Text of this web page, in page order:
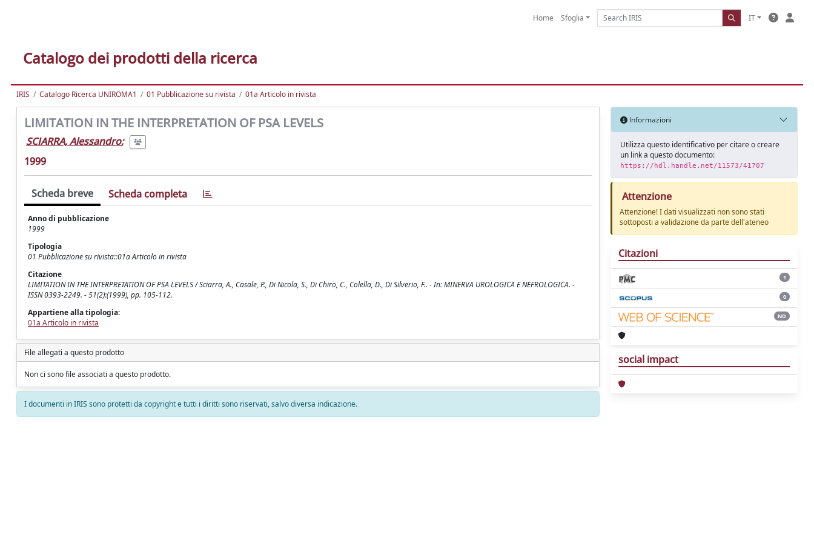
Home Sfoglia IT
Catalogo dei prodotti della ricerca
IRIS Catalogo Ricerca UNIROMA1 01 Pubblicazione su rivista 01a Articolo in rivista
LIMITATION IN THE INTERPRETATION OF PSA LEVELS
SCIARRA, Alessandro;
1999
Scheda breve Scheda completa
Anno di pubblicazione
1999
Tipologia
01 Pubblicazione su rivista::01a Articolo in rivista
Citazione
LIMITATION IN THE INTERPRETATION OF PSA LEVELS / Sciarra, A., Casale, P., Di Nicola, S., Di Chiro, C., Colella, D., Di Silverio, F.. - In: MINERVA UROLOGICA E NEFROLOGICA. -
ISSN 0393-2249. - 51(2):(1999), pp. 105-112.
Appartiene alla tipologia:
01a Articolo in rivista
File allegati a questo prodotto
Non ci sono file associati a questo prodotto.
I documenti in IRIS sono protetti da copyright e tutti i diritti sono riservati, salvo diversa indicazione.
Informazioni
Utilizza questo identificativo per citare o creare
un link a questo documento:
https://hdl.handle.net/11573/41707
Attenzione
Attenzione! I dati visualizzati non sono stati
sottoposti a validazione da parte dell'ateneo
Citazioni
1
0
ND
social impact